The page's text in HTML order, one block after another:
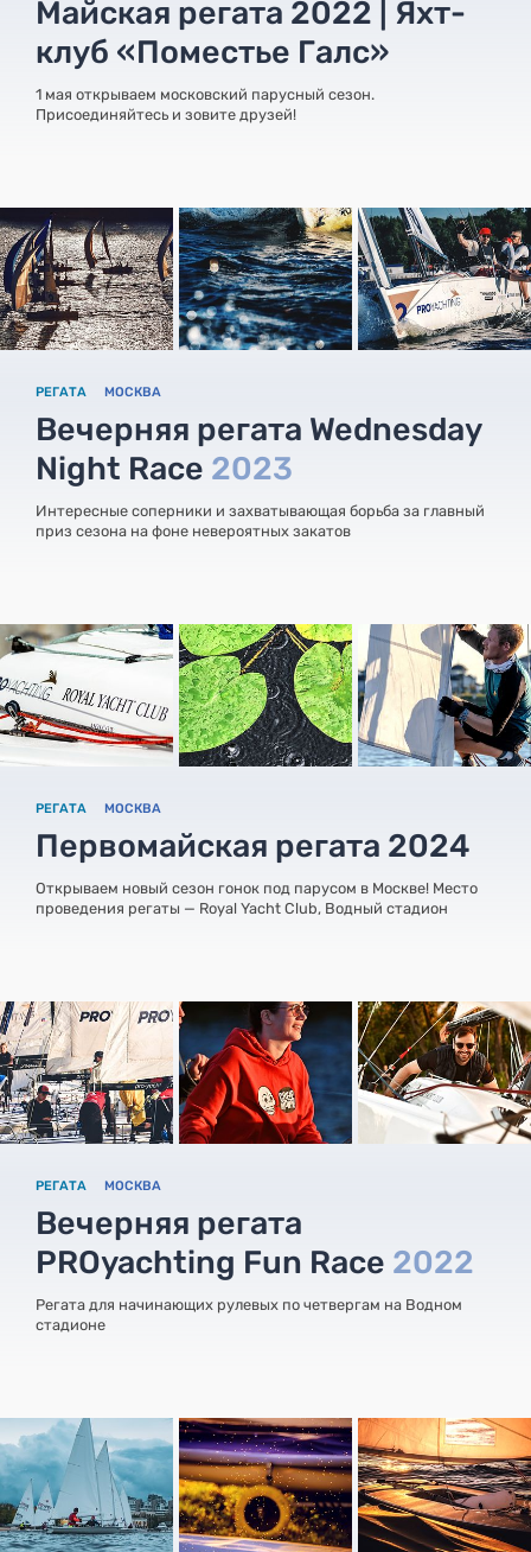
Майская регата 2022 | Яхт-
клуб «Поместье Галс»
1 мая открываем московский парусный сезон.
Присоединяйтесь и зовите друзей!
РЕГАТА МОСКВА
Вечерняя регата Wednesday
Night Race 2023
Интересные соперники и захватывающая борьба за главный
приз сезона на фоне невероятных закатов
РЕГАТА МОСКВА
Первомайская регата 2024
Открываем новый сезон гонок под парусом в Москве! Место
проведения регаты — Royal Yacht Club, Водный стадион
РЕГАТА МОСКВА
Вечерняя регата
PROyachting Fun Race 2022
Регата для начинающих рулевых по четвергам на Водном
стадионе